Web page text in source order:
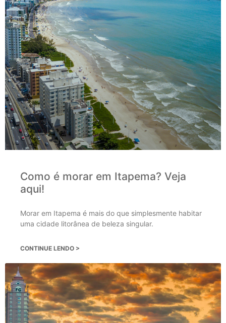
Como é morar em Itapema? Veja
aqui!
Morar em Itapema é mais do que simplesmente habitar
uma cidade litorânea de beleza singular.
CONTINUE LENDO >